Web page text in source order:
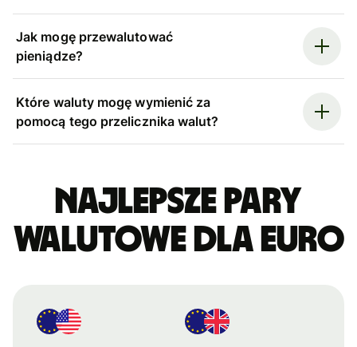
Jak mogę przewalutować
pieniądze?
Które waluty mogę wymienić za
pomocą tego przelicznika walut?
Najlepsze pary
walutowe dla euro